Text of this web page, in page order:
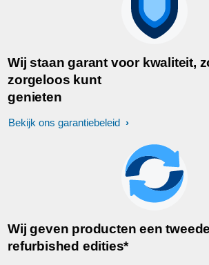
Wij staan garant voor kwaliteit,
zorgeloos kunt
genieten
Bekijk ons garantiebeleid
Wij geven producten een
refurbished edities*